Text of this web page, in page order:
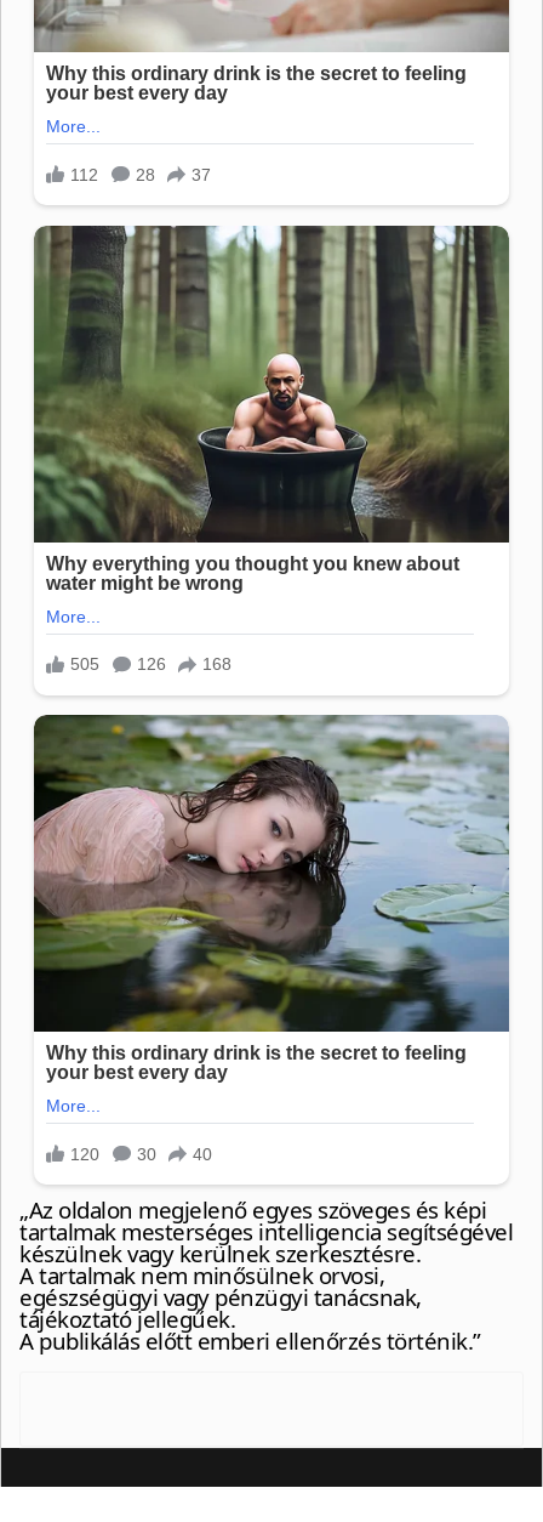
„Az oldalon megjelenő egyes szöveges és képi
tartalmak mesterséges intelligencia segítségével
készülnek vagy kerülnek szerkesztésre.
A tartalmak nem minősülnek orvosi,
egészségügyi vagy pénzügyi tanácsnak,
tájékoztató jellegűek.
A publikálás előtt emberi ellenőrzés történik.”